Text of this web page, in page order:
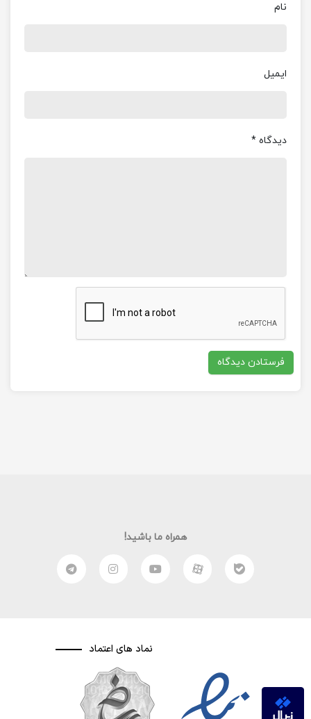
نام
ایمیل
دیدگاه *
همراه ما باشید!
نماد های اعتماد